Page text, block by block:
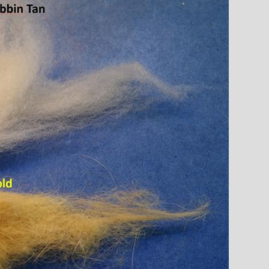
“brebis”
1 / Au Fil De L'eau
Fermeture du réservoir
mouche de Tourenne
dans le 33
Mouches
Mouche